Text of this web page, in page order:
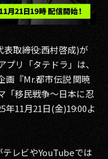
取締役:西村啓成)が
リ「タテドラ」は、
画『Mr.都市伝説 関暁
「移民戦争〜日本に忍
年11月21日(金)19:00よ
レビやYouTubeでは